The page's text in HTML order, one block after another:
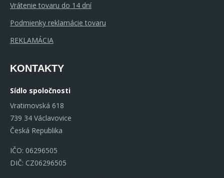
Vrátenie tovaru do 14 dní
Podmienky reklamácie tovaru
REKLAMÁCIA
KONTAKTY
Sídlo spoločnosti
Vratimovská 618
739 34 Václavovice
Česká Republika
IČO: 06296505
DIČ: CZ06296505